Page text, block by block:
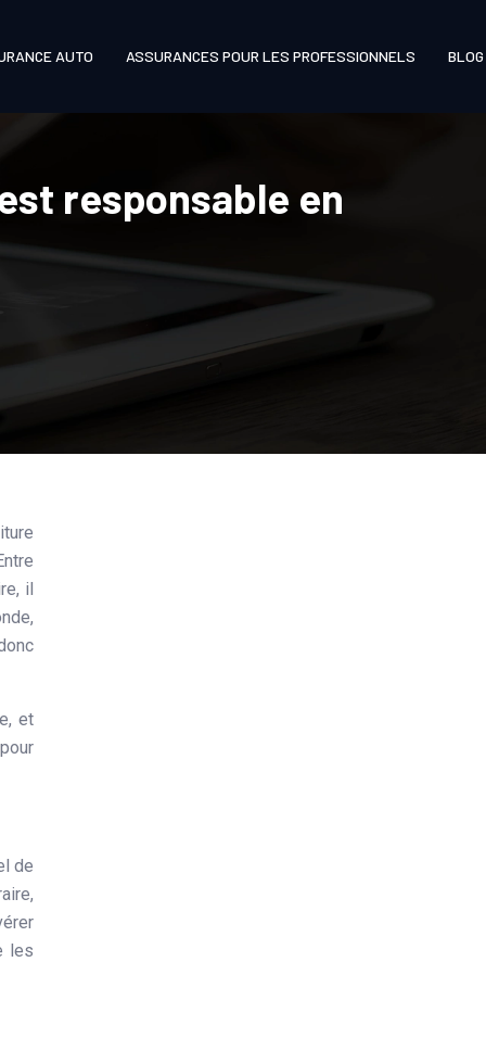
AUTO ASSURANCES POUR LES PROFESSIONNELS BLOG
responsable en
il
et
de
les